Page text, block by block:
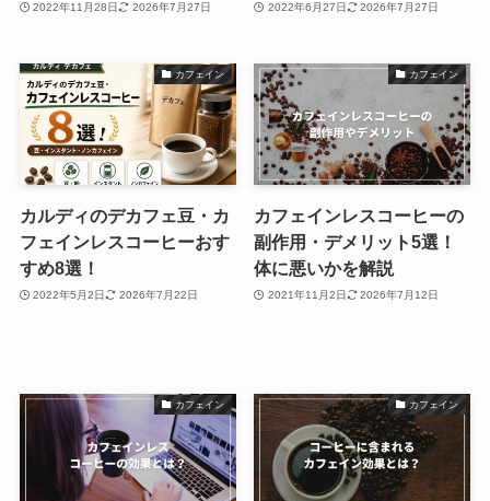
2022年11月28日 2026年7月27日 2022年6月27日 2026年7月27日
カフェイン
カルディのデカフェ豆・カ
フェインレスコーヒーおす
すめ8選！
2022年5月2日 2026年7月22日
カフェイン
カフェインレスコーヒーの
副作用・デメリット5選！
体に悪いかを解説
2021年11月2日 2026年7月12日
カフェイン カフェイン